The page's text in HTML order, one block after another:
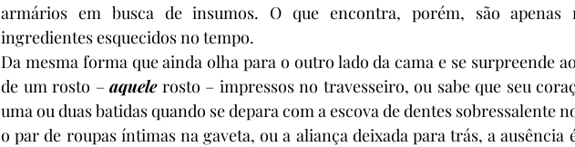
armários em busca de insumos. O que encontra, porém, são apenas
ingredientes esquecidos no tempo.
Da mesma forma que ainda olha para o outro lado da cama e se surpreende
de um rosto – aquele rosto – impressos no travesseiro, ou sabe que seu
uma ou duas batidas quando se depara com a escova de dentes sobressalente
o par de roupas íntimas na gaveta, ou a aliança deixada para trás, a ausência